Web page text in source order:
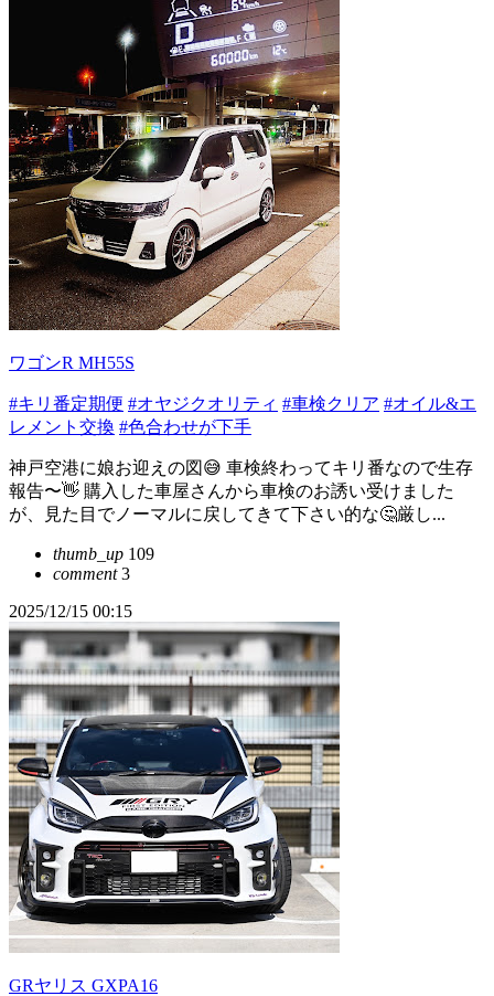
ワゴンR MH55S
#キリ番定期便 #オヤジクオリティ #車検クリア #オイル&エ
レメント交換 #色合わせが下手
神戸空港に娘お迎えの図😅 車検終わってキリ番なので生存
報告〜👋 購入した車屋さんから車検のお誘い受けました
が、見た目でノーマルに戻してきて下さい的な🤔厳し...
thumb_up 109
comment3
2025/12/15 00:15
GRヤリス GXPA16